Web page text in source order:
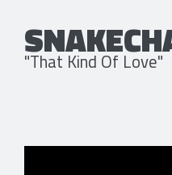
"That Kind Of Love"